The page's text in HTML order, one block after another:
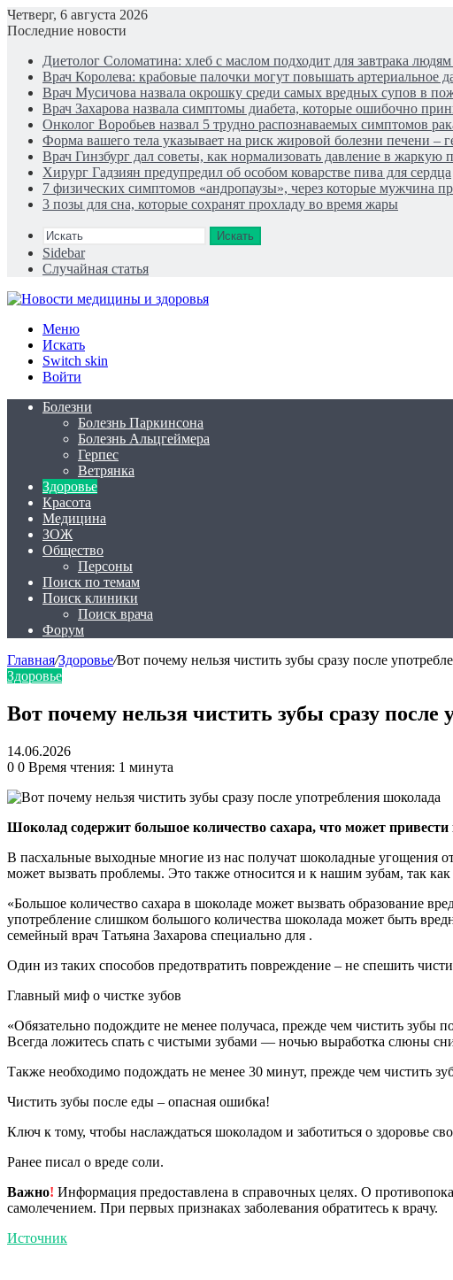
Четверг, 6 августа 2026
Последние новости
Диетолог Соломатина: хлеб с маслом подходит для завтрака
Врач Королева: крабовые палочки могут повышать артериальное
Врач Мусичова назвала окрошку среди самых вредных супов в
Врач Захарова назвала симптомы диабета, которые ошибочно
Онколог Воробьев назвал 5 трудно распознаваемых симптомов
Форма вашего тела указывает на риск жировой болезни печени –
Врач Гинзбург дал советы, как нормализовать давление в жаркую
Хирург Гадзиян предупредил об особом коварстве пива для сердца
7 физических симптомов «андропаузы», через которые мужчина
3 позы для сна, которые сохранят прохладу во время жары
Искать
Sidebar
Случайная статья
Меню
Искать
Switch skin
Войти
Болезни
Болезнь Паркинсона
Болезнь Альцгеймера
Герпес
Ветрянка
Здоровье
Красота
Медицина
ЗОЖ
Общество
Персоны
Поиск по темам
Поиск клиники
Поиск врача
Форум
Главная/Здоровье/Вот почему нельзя чистить зубы сразу после
Здоровье
Вот почему нельзя чистить зубы сразу после
14.06.2026
0 0 Время чтения: 1 минута
Шоколад содержит большое количество сахара, что может
В пасхальные выходные многие из нас получат шоколадные угощения
может вызвать проблемы. Это также относится и к нашим зубам, так
«Большое количество сахара в шоколаде может вызвать образование
употребление слишком большого количества шоколада может быть
семейный врач Татьяна Захарова специально для .
Один из таких способов предотвратить повреждение – не спешить
Главный миф о чистке зубов
«Обязательно подождите не менее получаса, прежде чем чистить
Всегда ложитесь спать с чистыми зубами — ночью выработка слюны
Также необходимо подождать не менее 30 минут, прежде чем чистить
Чистить зубы после еды – опасная ошибка!
Ключ к тому, чтобы наслаждаться шоколадом и заботиться о здоровье
Ранее писал о вреде соли.
Важно! Информация предоставлена в справочных целях. О
самолечением. При первых признаках заболевания обратитесь к врачу.
Источник